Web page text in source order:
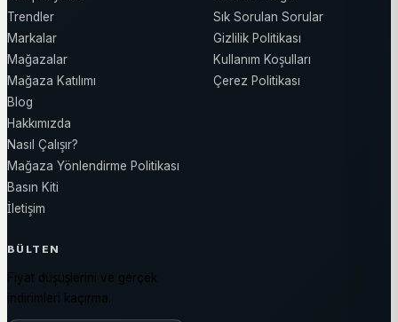
Trendler
Markalar
Mağazalar
Mağaza Katılımı
Blog
Hakkımızda
Nasıl Çalışır?
Mağaza Yönlendirme Politikası
Basın Kiti
İletişim
Sık Sorulan Sorular
Gizlilik Politikası
Kullanım Koşulları
Çerez Politikası
BÜLTEN
Fiyat düşüşlerini ve gerçek
indirimleri kaçırma.